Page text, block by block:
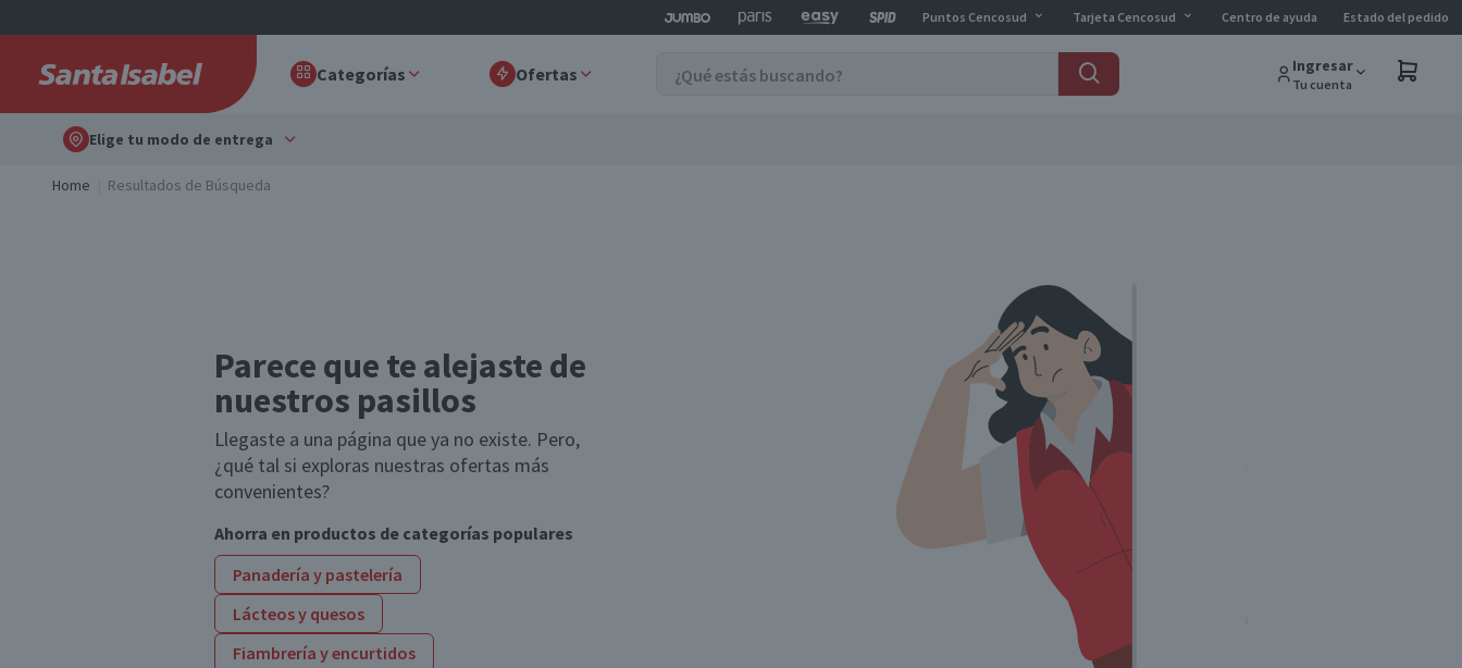
Puntos Cencosud Tarjeta Cencosud Centro de ayuda Estado del pedido
Categorías Ofertas Ingresar
Tu cuenta
Elige tu modo de entrega
Home Resultados de Búsqueda
Parece que te alejaste de
nuestros pasillos
Llegaste a una página que ya no existe. Pero,
¿qué tal si exploras nuestras ofertas más
convenientes?
Ahorra en productos de categorías populares
Panadería y pastelería
Lácteos y quesos
Fiambrería y encurtidos